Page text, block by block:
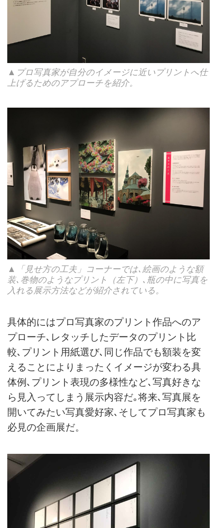
▲プロ写真家が自分のイメージに近いプリントへ仕
上げるためのアプローチを紹介。
▲「見せ方の工夫」コーナーでは､絵画のような額
装､巻物のようなプリント（左下）､瓶の中に写真を
入れる展示方法などが紹介されている。
具体的にはプロ写真家のプリント作品へのア
プローチ､レタッチしたデータのプリント比
較､プリント用紙選び､同じ作品でも額装を変
えることによりまったくイメージが変わる具
体例､プリント表現の多様性など､写真好きな
ら見入ってしまう展示内容だ｡将来､写真展を
開いてみたい写真愛好家､そしてプロ写真家も
必見の企画展だ。